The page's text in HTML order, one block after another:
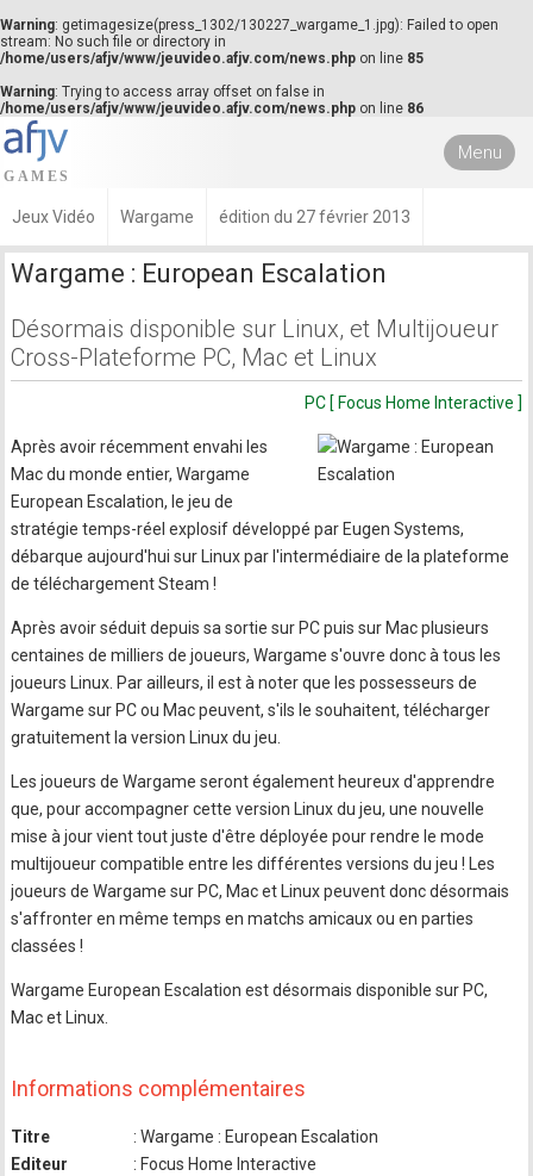
Warning: getimagesize(press_1302/130227_wargame_1.jpg): Failed to open
stream: No such file or directory in
/home/users/afjv/www/jeuvideo.afjv.com/news.php on line 85
Warning: Trying to access array offset on false in
/home/users/afjv/www/jeuvideo.afjv.com/news.php on line 86
Menu
Jeux Vidéo Wargame édition du 27 février 2013
Wargame : European Escalation
Désormais disponible sur Linux, et Multijoueur
Cross-Plateforme PC, Mac et Linux
PC [ Focus Home Interactive ]
Après avoir récemment envahi les
Mac du monde entier, Wargame
European Escalation, le jeu de
stratégie temps-réel explosif développé par Eugen Systems,
débarque aujourd'hui sur Linux par l'intermédiaire de la plateforme
de téléchargement Steam !
Après avoir séduit depuis sa sortie sur PC puis sur Mac plusieurs
centaines de milliers de joueurs, Wargame s'ouvre donc à tous les
joueurs Linux. Par ailleurs, il est à noter que les possesseurs de
Wargame sur PC ou Mac peuvent, s'ils le souhaitent, télécharger
gratuitement la version Linux du jeu.
Les joueurs de Wargame seront également heureux d'apprendre
que, pour accompagner cette version Linux du jeu, une nouvelle
mise à jour vient tout juste d'être déployée pour rendre le mode
multijoueur compatible entre les différentes versions du jeu ! Les
joueurs de Wargame sur PC, Mac et Linux peuvent donc désormais
s'affronter en même temps en matchs amicaux ou en parties
classées !
Wargame European Escalation est désormais disponible sur PC,
Mac et Linux.
Informations complémentaires
Titre
: Wargame : European Escalation
Editeur
: Focus Home Interactive